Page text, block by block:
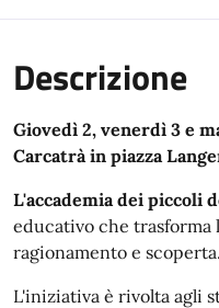
Descrizione
Giovedì 2, venerdì 3 e
Carcatrà in piazza
L'accademia dei piccoli
educativo che
ragionamento e scoperta.
L'iniziativa è rivolta agli